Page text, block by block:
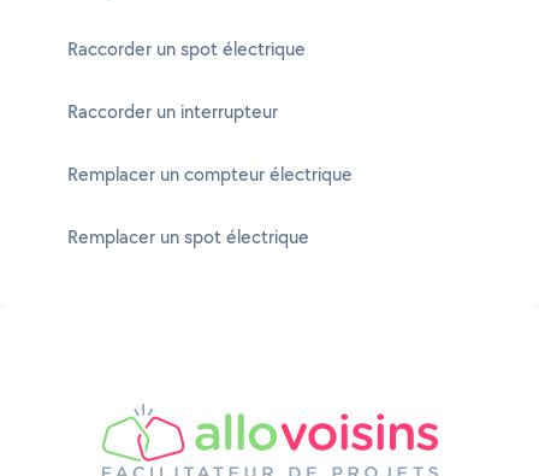
Raccorder un spot électrique
Raccorder un interrupteur
Remplacer un compteur électrique
Remplacer un spot électrique